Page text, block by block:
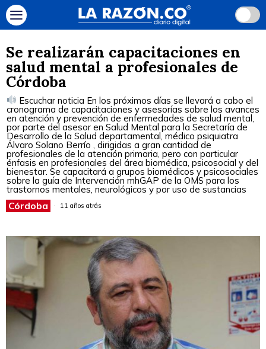
Se realizarán capacitaciones en
salud mental a profesionales de
Córdoba
Escuchar noticia En los próximos días se llevará a cabo el
cronograma de capacitaciones y asesorías sobre los avances
en atención y prevención de enfermedades de salud mental,
por parte del asesor en Salud Mental para la Secretaría de
Desarrollo de la Salud departamental, médico psiquiatra
Álvaro Solano Berrío , dirigidas a gran cantidad de
profesionales de la atención primaria, pero con particular
énfasis en profesionales del área biomédica, psicosocial y del
bienestar. Se capacitará a grupos biomédicos y psicosociales
sobre la guía de Intervención mhGAP de la OMS para los
trastornos mentales, neurológicos y por uso de sustancias
Córdoba 11 años atrás